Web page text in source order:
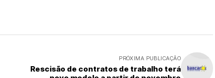
PRÓXIMA PUBLICAÇÃO
Rescisão de contratos de trabalho terá